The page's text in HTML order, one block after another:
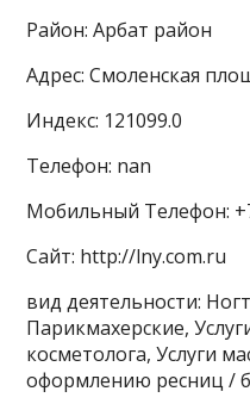
Район: Арбат район
Адрес: Смоленская
Индекс: 121099.0
Телефон: nan
Мобильный Телефон:
Сайт: http://lny.com.ru
вид деятельности:
Парикмахерские,
косметолога, Услуги
оформлению ресниц /